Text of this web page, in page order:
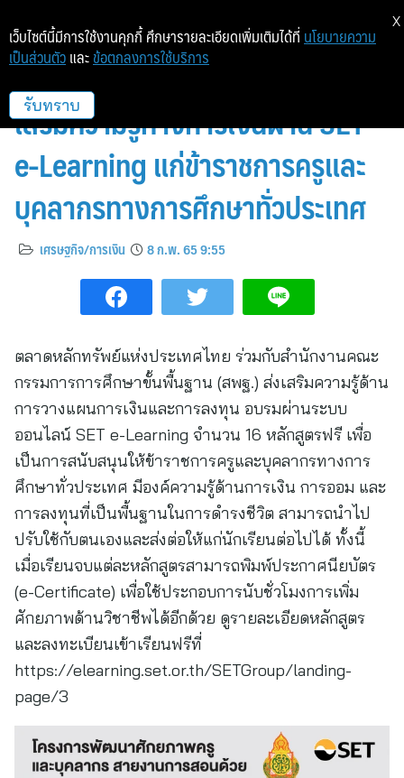
ตลาดหลักทรัพย์ฯ จับมือ สพฐ. ส่ง
เสริมความรู้ทางการเงินผ่าน SET
e-Learning แก่ข้าราชการครูและ
บุคลากรทางการศึกษาทั่วประเทศ
เศรษฐกิจ/การเงิน 8 ก.พ. 65 9:55
ตลาดหลักทรัพย์แห่งประเทศไทย ร่วมกับสำนักงานคณะ
กรรมการการศึกษาขั้นพื้นฐาน (สพฐ.) ส่งเสริมความรู้ด้าน
การวางแผนการเงินและการลงทุน อบรมผ่านระบบ
ออนไลน์ SET e-Learning จำนวน 16 หลักสูตรฟรี เพื่อ
เป็นการสนับสนุนให้ข้าราชการครูและบุคลากรทางการ
ศึกษาทั่วประเทศ มีองค์ความรู้ด้านการเงิน การออม และ
การลงทุนที่เป็นพื้นฐานในการดำรงชีวิต สามารถนำไป
ปรับใช้กับตนเองและส่งต่อให้แก่นักเรียนต่อไปได้ ทั้งนี้
เมื่อเรียนจบแต่ละหลักสูตรสามารถพิมพ์ประกาศนียบัตร
(e-Certificate) เพื่อใช้ประกอบการนับชั่วโมงการเพิ่ม
ศักยภาพด้านวิชาชีพได้อีกด้วย ดูรายละเอียดหลักสูตร
และลงทะเบียนเข้าเรียนฟรีที่
https://elearning.set.or.th/SETGroup/landing-
page/3
เว็บไซต์นี้มีการใช้งานคุกกี้ ศึกษารายละเอียดเพิ่มเติมได้ที่ นโยบายความ
เป็นส่วนตัว และ ข้อตกลงการใช้บริการ
รับทราบ
X